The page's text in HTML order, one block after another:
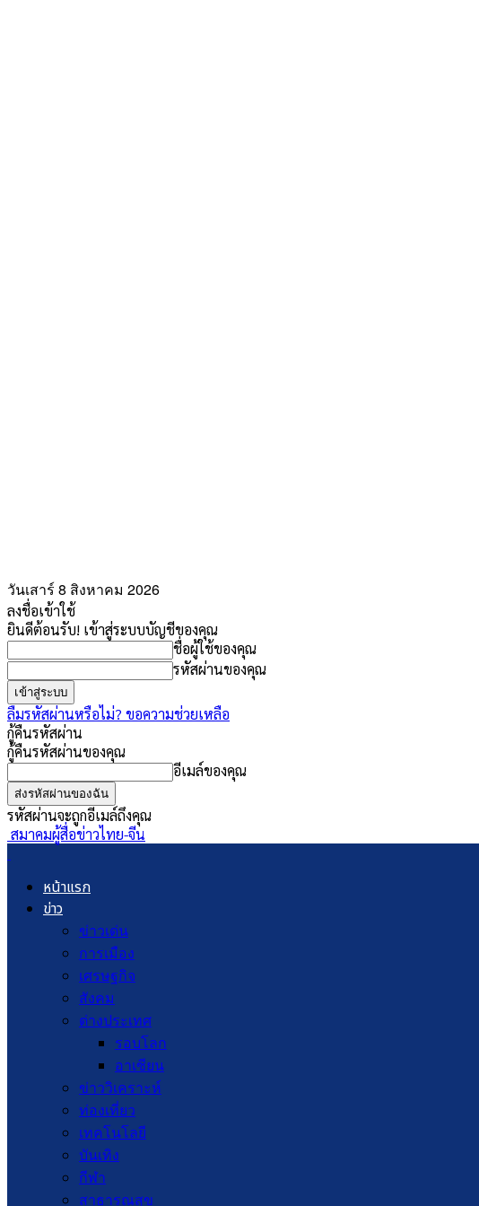
วันเสาร์ 8 สิงหาคม 2026
ลงชื่อเข้าใช้
ยินดีต้อนรับ! เข้าสู่ระบบบัญชีของคุณ
ชื่อผู้ใช้ของคุณ
รหัสผ่านของคุณ
ลืมรหัสผ่านหรือไม่? ขอความช่วยเหลือ
กู้คืนรหัสผ่าน
กู้คืนรหัสผ่านของคุณ
อีเมล์ของคุณ
รหัสผ่านจะถูกอีเมล์ถึงคุณ
สมาคมผู้สื่อข่าวไทย-จีน
หน้าแรก
ข่าว
ข่าวเด่น
การเมือง
เศรษฐกิจ
สังคม
ต่างประเทศ
รอบโลก
อาเซียน
ข่าววิเคราะห์
ท่องเที่ยว
เทคโนโลยี
บันเทิง
กีฬา
สาธารณสุข